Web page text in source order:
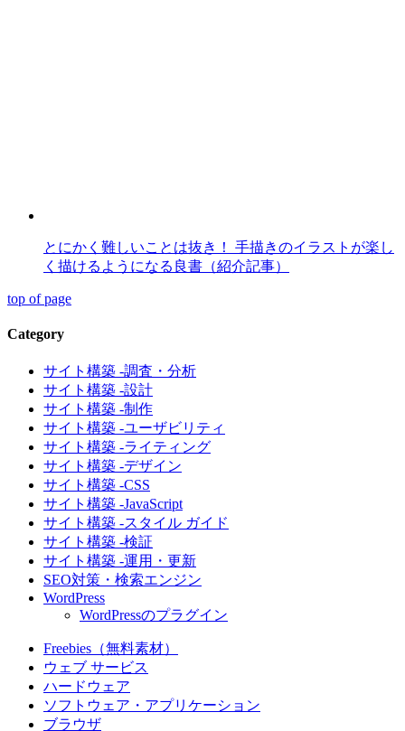
とにかく難しいことは抜き！ 手描きのイラストが楽し
く描けるようになる良書（紹介記事）
top of page
Category
サイト構築 -調査・分析
サイト構築 -設計
サイト構築 -制作
サイト構築 -ユーザビリティ
サイト構築 -ライティング
サイト構築 -デザイン
サイト構築 -CSS
サイト構築 -JavaScript
サイト構築 -スタイル ガイド
サイト構築 -検証
サイト構築 -運用・更新
SEO対策・検索エンジン
WordPress
WordPressのプラグイン
Freebies（無料素材）
ウェブ サービス
ハードウェア
ソフトウェア・アプリケーション
ブラウザ